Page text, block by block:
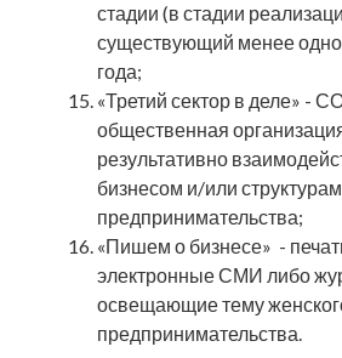
стадии (в стадии
существующий менее
года;
«Третий сектор в деле» -
общественная
результативно
бизнесом и/или
предпринимательства;
«Пишем о бизнесе» -
электронные СМИ либо
освещающие тему
предпринимательства.